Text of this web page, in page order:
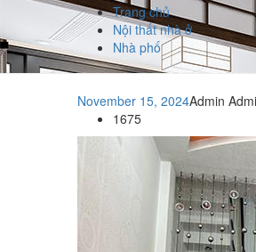
Trang chủ
Nội thất nhà ở
Nhà phố
November 15, 2024Admin
1675